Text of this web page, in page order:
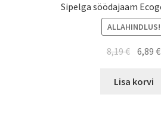
Sipelga söödajaam
ALLAHINDLUS!
8,19€ Algne
oli:
6,89€
Lisa korvi